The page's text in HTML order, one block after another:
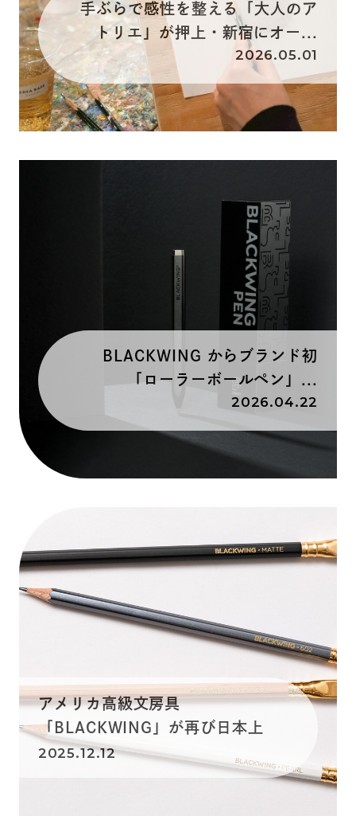
手ぶらで感性を整える「大人のア
トリエ」が押上・新宿にオー...
2026.05.01
BLACKWING からブランド初
「ローラーボールペン」...
2026.04.22
アメリカ高級文房具
「BLACKWING」が再び日本上
陸！...
2025.12.12